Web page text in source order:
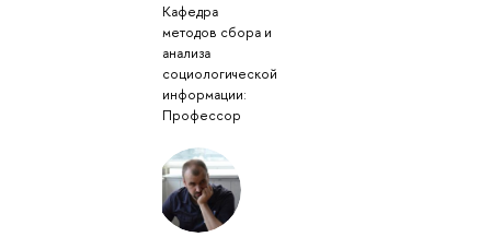
Кафедра
методов сбора и
анализа
социологической
информации:
Профессор